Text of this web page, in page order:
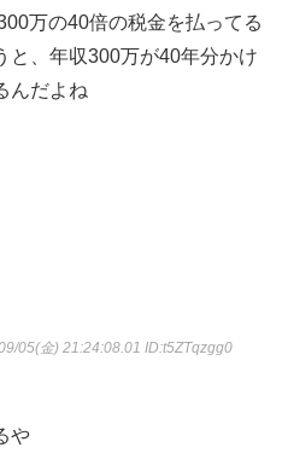
万の40倍の税金を払ってる
と、年収300万が40年分かけ
んだよね
05(金) 21:24:08.01 ID:t5ZTqzgg0
や